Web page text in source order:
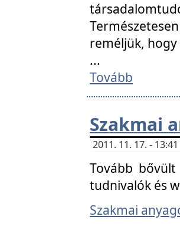
reméljük,
...
Tovább
Szakmai
2011. 11. 17. -
Tovább bővült
tudnivalók és
Szakmai